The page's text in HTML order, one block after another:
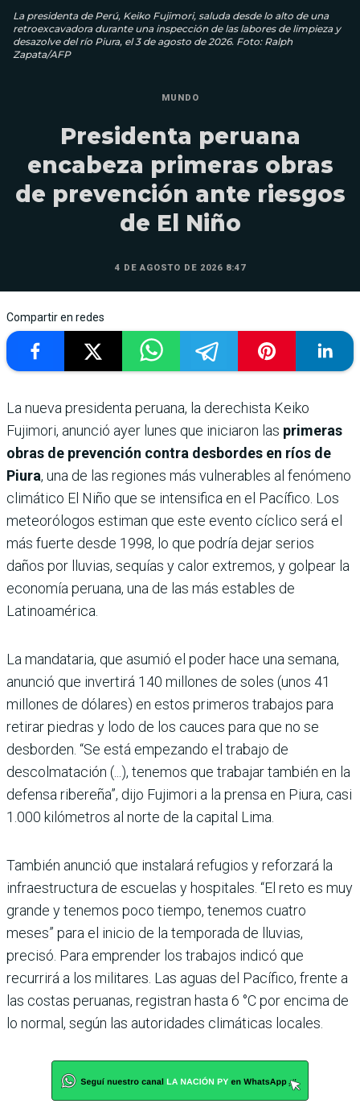
La presidenta de Perú, Keiko Fujimori, saluda desde lo alto de una
retroexcavadora durante una inspección de las labores de limpieza y
desazolve del río Piura, el 3 de agosto de 2026. Foto: Ralph
Zapata/AFP
MUNDO
Presidenta peruana
encabeza primeras obras
de prevención ante riesgos
de El Niño
4 DE AGOSTO DE 2026 8:47
Compartir en redes
La nueva presidenta peruana, la derechista Keiko
Fujimori, anunció ayer lunes que iniciaron las primeras
obras de prevención contra desbordes en ríos de
Piura, una de las regiones más vulnerables al fenómeno
climático El Niño que se intensifica en el Pacífico. Los
meteorólogos estiman que este evento cíclico será el
más fuerte desde 1998, lo que podría dejar serios
daños por lluvias, sequías y calor extremos, y golpear la
economía peruana, una de las más estables de
Latinoamérica.
La mandataria, que asumió el poder hace una semana,
anunció que invertirá 140 millones de soles (unos 41
millones de dólares) en estos primeros trabajos para
retirar piedras y lodo de los cauces para que no se
desborden. “Se está empezando el trabajo de
descolmatación (...), tenemos que trabajar también en la
defensa ribereña”, dijo Fujimori a la prensa en Piura, casi
1.000 kilómetros al norte de la capital Lima.
También anunció que instalará refugios y reforzará la
infraestructura de escuelas y hospitales. “El reto es muy
grande y tenemos poco tiempo, tenemos cuatro
meses” para el inicio de la temporada de lluvias,
precisó. Para emprender los trabajos indicó que
recurrirá a los militares. Las aguas del Pacífico, frente a
las costas peruanas, registran hasta 6 °C por encima de
lo normal, según las autoridades climáticas locales.